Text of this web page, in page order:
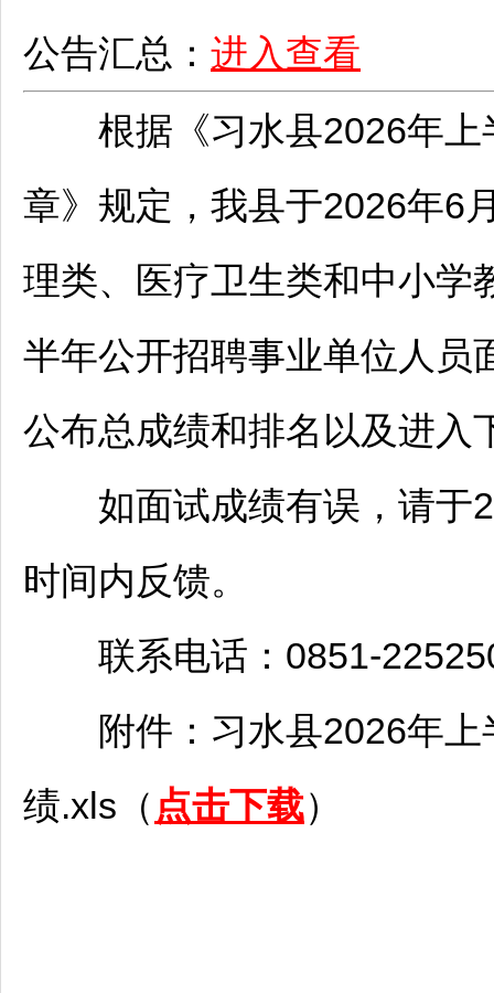
公告汇总： 进入查看
根据《习水县2026年上
章》规定，我县于2026年6
理类、医疗卫生类和中小学
半年公开招聘事业单位 人员
公布总成绩和排名以及进入
如面试成绩有误，请于
时间内反馈。
联系电话：0851-
附件： 习水县2026年上
绩.xls（ 点击下载）